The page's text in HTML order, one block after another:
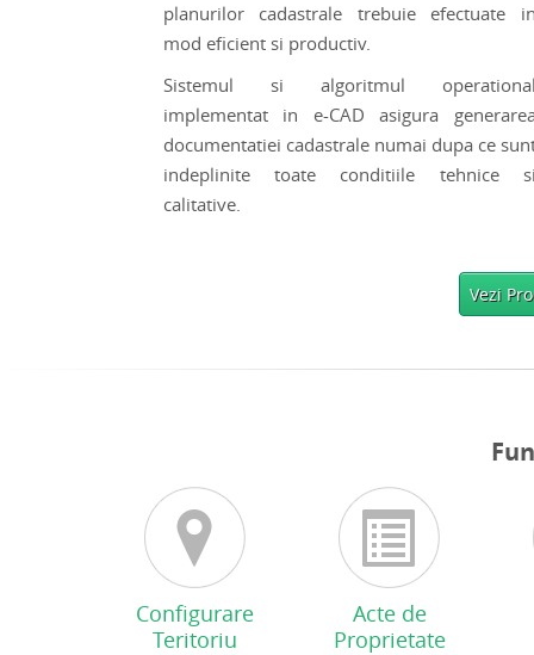
planurilor cadastrale trebuie efectuate
mod eficient si productiv.
Sistemul si algoritmul
implementat in e-CAD asigura
documentatiei cadastrale numai dupa ce
indeplinite toate conditiile tehnice
calitative.
Vezi
Configurare
Teritoriu
Acte de
Proprietate